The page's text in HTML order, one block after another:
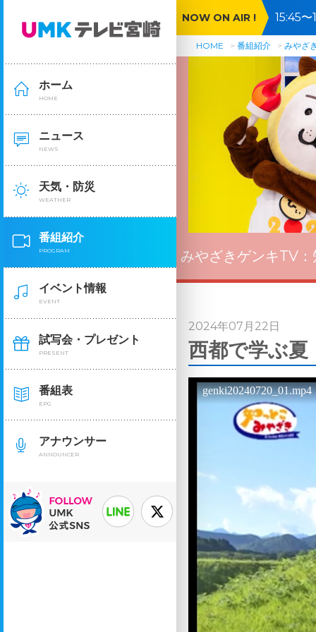
ホーム
HOME
ニュース
NEWS
天気・防災
WEATHER
番組紹介
PROGRAM
イベント情報
EVENT
試写会・プレゼント
PRESENT
番組表
EPG
アナウンサー
ANNOUNCER
NOW ON AIR ! 15:45
HOME 番組紹介 みやざ
みやざきゲンキTV：
2024年07月22日
西都で学ぶ